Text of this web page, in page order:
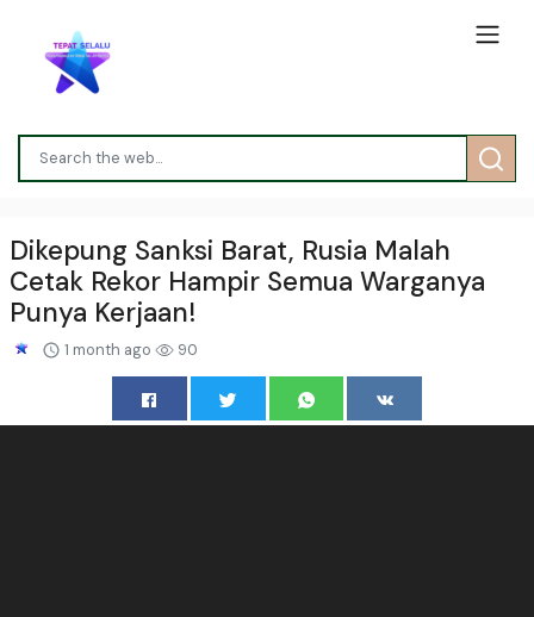
Dikepung Sanksi Barat, Rusia Malah
Cetak Rekor Hampir Semua Warganya
Punya Kerjaan!
1 month ago 90